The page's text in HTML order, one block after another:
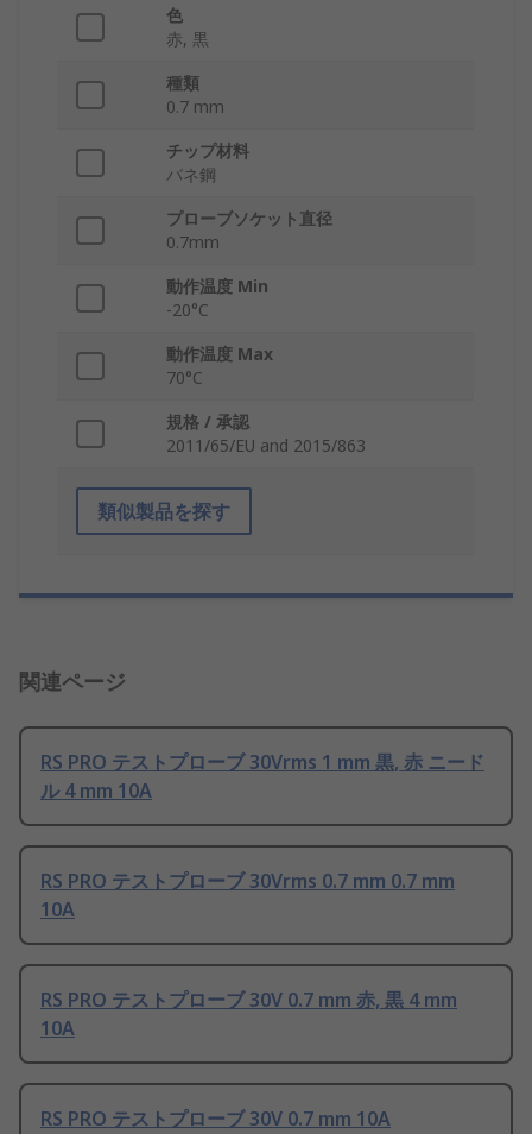
色
赤, 黒
種類
0.7 mm
チップ材料
バネ鋼
プローブソケット直径
0.7mm
動作温度 Min
-20°C
動作温度 Max
70°C
規格 / 承認
2011/65/EU and 2015/863
類似製品を探す
関連ページ
RS PRO テストプローブ 30Vrms 1 mm 黒, 赤 ニード
ル 4 mm 10A
RS PRO テストプローブ 30Vrms 0.7 mm 0.7 mm
10A
RS PRO テストプローブ 30V 0.7 mm 赤, 黒 4 mm
10A
RS PRO テストプローブ 30V 0.7 mm 10A